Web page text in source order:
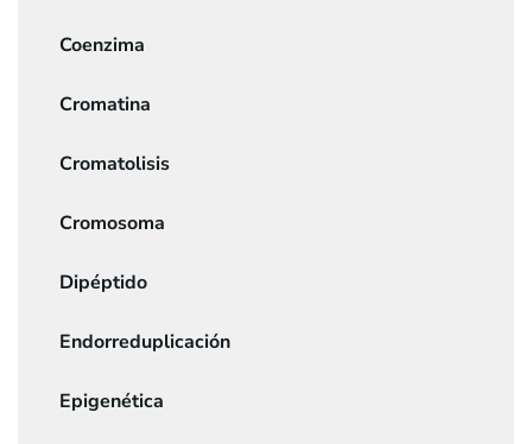
Coenzima
Cromatina
Cromatolisis
Cromosoma
Dipéptido
Endorreduplicación
Epigenética